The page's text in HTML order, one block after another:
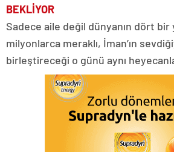
BEKLİYOR
Sadece aile değil dünyanın dört bir
milyonlarca meraklı, İman’ın
birleştireceği o günü aynı